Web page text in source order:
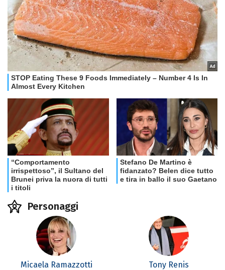
Personaggi
Micaela Ramazzotti Tony Renis